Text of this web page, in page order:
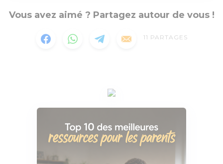
Vous avez aimé ? Partagez autour de vous !
11 PARTAGES